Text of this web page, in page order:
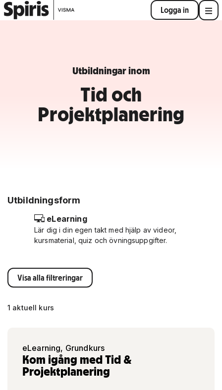
Logga in
Utbildningar inom
Tid och
Projektplanering
Utbildningsform
eLearning
Lär dig i din egen takt med hjälp av videor,
kursmaterial, quiz och övningsuppgifter.
Visa alla filtreringar
1 aktuell kurs
eLearning, Grundkurs
Kom igång med Tid &
Projektplanering